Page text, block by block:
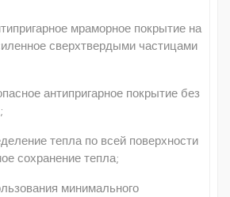
мраморное покрытие на
сверхтвердыми частицами
антипригарное покрытие без
тепла по всей поверхности
сохранение тепла;
минимального